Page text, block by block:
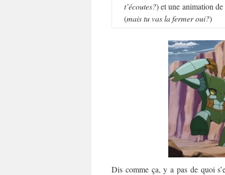
t’écoutes?) et une animation
(mais tu vas la fermer oui?)
Dis comme ça, y a pas de quoi